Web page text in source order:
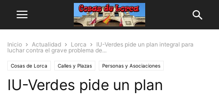
Inicio Actualidad Lorca
IU-Verdes pide un plan integral para
luchar contra el grave problema de...
Cosas de Lorca Calles y Plazas Personas y Asociaciones
IU-Verdes pide un plan